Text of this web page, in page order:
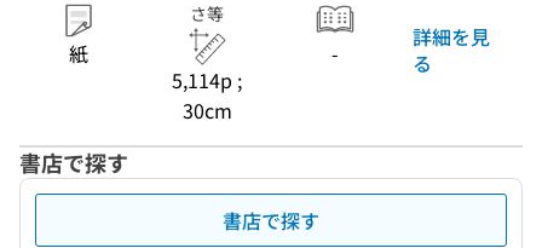
紙
さ等
5,114p ;
30cm
-
詳細を見
る
書店で探す
書店で探す